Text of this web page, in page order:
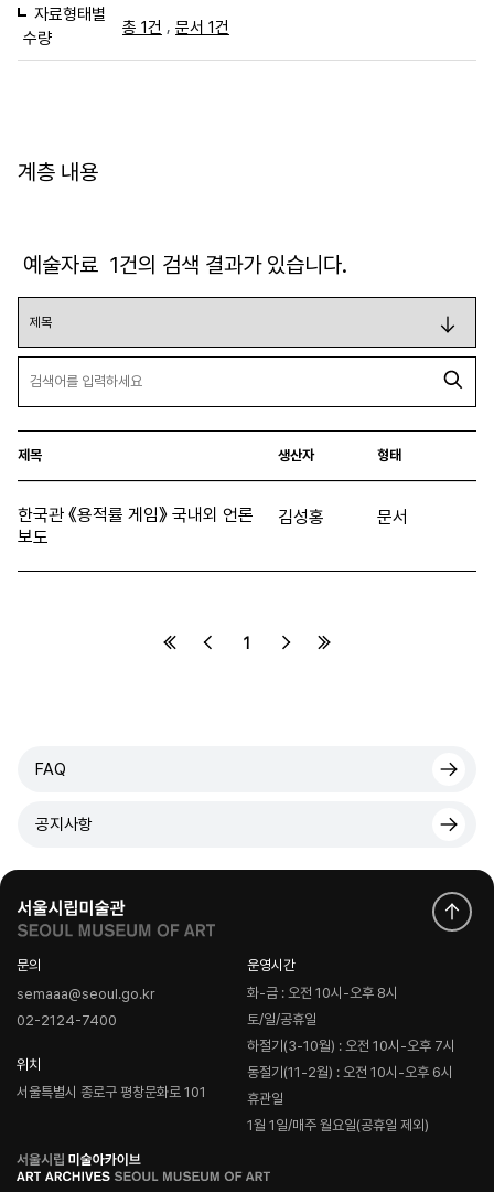
자료형태별
수량
총 1건 , 문서 1건
계층 내용
예술자료 1건의 검색 결과가 있습니다.
제목 생산자 형태
한국관 《용적률 게임》 국내외 언론
보도
김성홍 문서
1
FAQ
공지사항
문의
semaaa@seoul.go.kr
02-2124-7400
위치
서울특별시 종로구 평창문화로 101
운영시간
화-금 : 오전 10시-오후 8시
토/일/공휴일
하절기(3-10월) : 오전 10시-오후 7시
동절기(11-2월) : 오전 10시-오후 6시
휴관일
1월 1일/매주 월요일(공휴일 제외)
로
고